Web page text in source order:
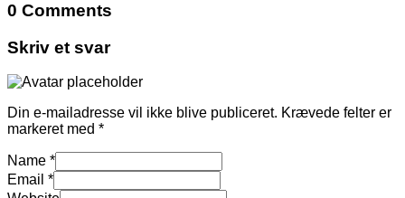
0 Comments
Skriv et svar
Din e-mailadresse vil ikke blive publiceret. Krævede felter er
markeret med *
Name *
Email *